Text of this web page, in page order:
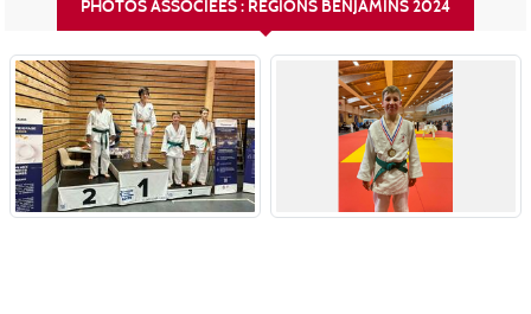
PHOTOS ASSOCIÉES : RÉGIONS BENJAMINS 2024